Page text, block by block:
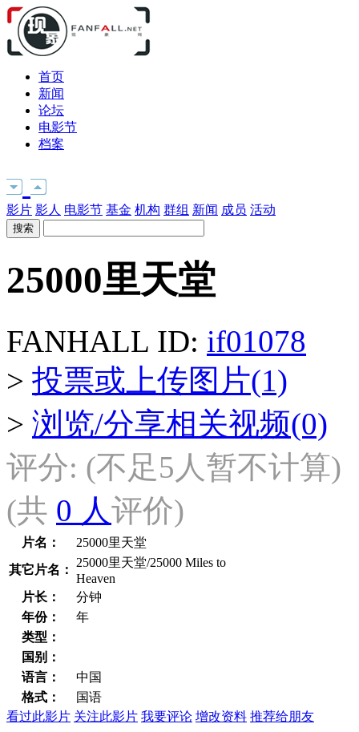
首页
新闻
论坛
电影节
档案
影片 影人 电影节 基金 机构 群组 新闻 成员 活动
25000里天堂
FANHALL ID: if01078
> 投票或上传图片(1)
> 浏览/分享相关视频(0)
评分: (不足5人暂不计算)
(共 0 人评价)
片名：
25000里天堂
其它片名：
25000里天堂/25000 Miles to
Heaven
片长：
分钟
年份：
年
类型：
国别：
语言：
中国
格式：
国语
看过此影片 关注此影片 我要评论 增改资料 推荐给朋友